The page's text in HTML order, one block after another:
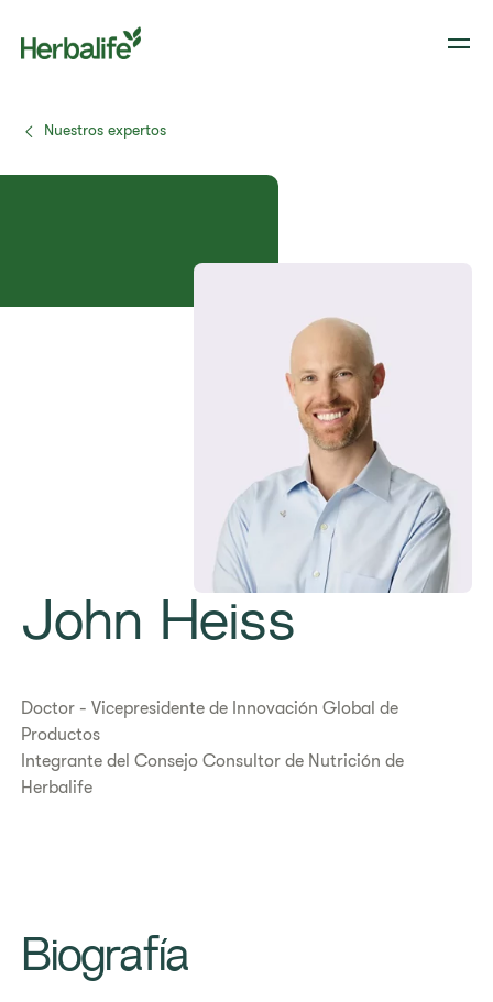
Nuestros expertos
John Heiss
Doctor - Vicepresidente de Innovación Global de
Productos
Integrante del Consejo Consultor de Nutrición de
Herbalife
Biografía